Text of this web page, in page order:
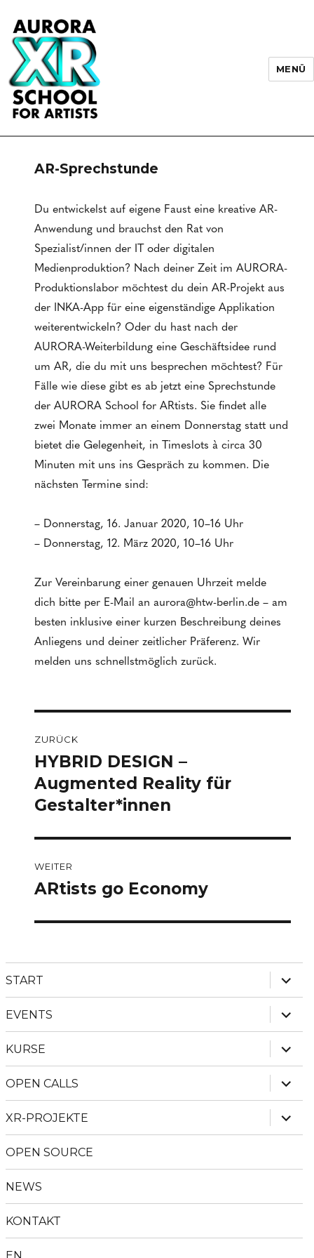
MENÜ
AR-Sprechstunde
Du entwickelst auf eigene Faust eine kreative AR-
Anwendung und brauchst den Rat von
Spezialist/innen der IT oder digitalen
Medienproduktion? Nach deiner Zeit im AURORA-
Produktionslabor möchtest du dein AR-Projekt aus
der INKA-App für eine eigenständige Applikation
weiterentwickeln? Oder du hast nach der
AURORA-Weiterbildung eine Geschäftsidee rund
um AR, die du mit uns besprechen möchtest? Für
Fälle wie diese gibt es ab jetzt eine Sprechstunde
der AURORA School for ARtists. Sie findet alle
zwei Monate immer an einem Donnerstag statt und
bietet die Gelegenheit, in Timeslots à circa 30
Minuten mit uns ins Gespräch zu kommen. Die
nächsten Termine sind:
– Donnerstag, 16. Januar 2020, 10–16 Uhr
– Donnerstag, 12. März 2020, 10–16 Uhr
Zur Vereinbarung einer genauen Uhrzeit melde
dich bitte per E-Mail an aurora@htw-berlin.de – am
besten inklusive einer kurzen Beschreibung deines
Anliegens und deiner zeitlicher Präferenz. Wir
melden uns schnellstmöglich zurück.
ZURÜCK
Vorheriger
Beitrag:
HYBRID DESIGN –
Augmented Reality für
Gestalter*innen
WEITER
Nächster
ARtists go Economy
START
EVENTS
KURSE
OPEN CALLS
XR-PROJEKTE
OPEN SOURCE
NEWS
KONTAKT
EN